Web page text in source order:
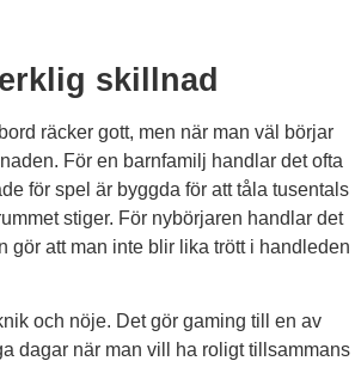
skillnad
räcker gott, men när man väl börjar
För en barnfamilj handlar det ofta
för spel är byggda för att tåla tusentals
stiger. För nybörjaren handlar det
gör att man inte blir lika trött i handleden
och nöje. Det gör gaming till en av
dagar när man vill ha roligt tillsammans